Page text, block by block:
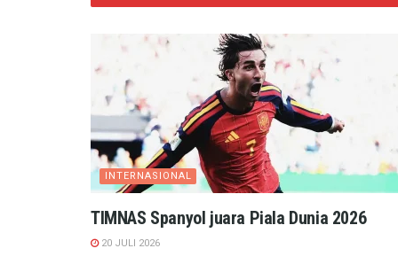
INTERNASIONAL
TIMNAS Spanyol juara Piala Dunia 2026
20 JULI 2026